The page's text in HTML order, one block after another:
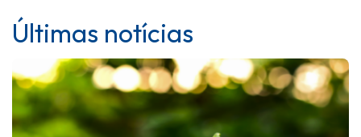
Últimas notícias